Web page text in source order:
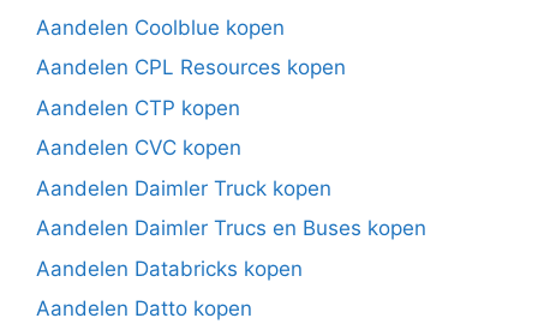
Aandelen Coolblue kopen
Aandelen CPL Resources kopen
Aandelen CTP kopen
Aandelen CVC kopen
Aandelen Daimler Truck kopen
Aandelen Daimler Trucs en Buses kopen
Aandelen Databricks kopen
Aandelen Datto kopen